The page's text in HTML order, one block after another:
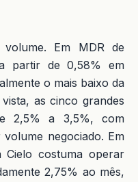
Em MDR de
partir de 0,58% em
o mais baixo da
as cinco grandes
2,5% a 3,5%, com
negociado. Em
Cielo costuma operar
2,75% ao mês,